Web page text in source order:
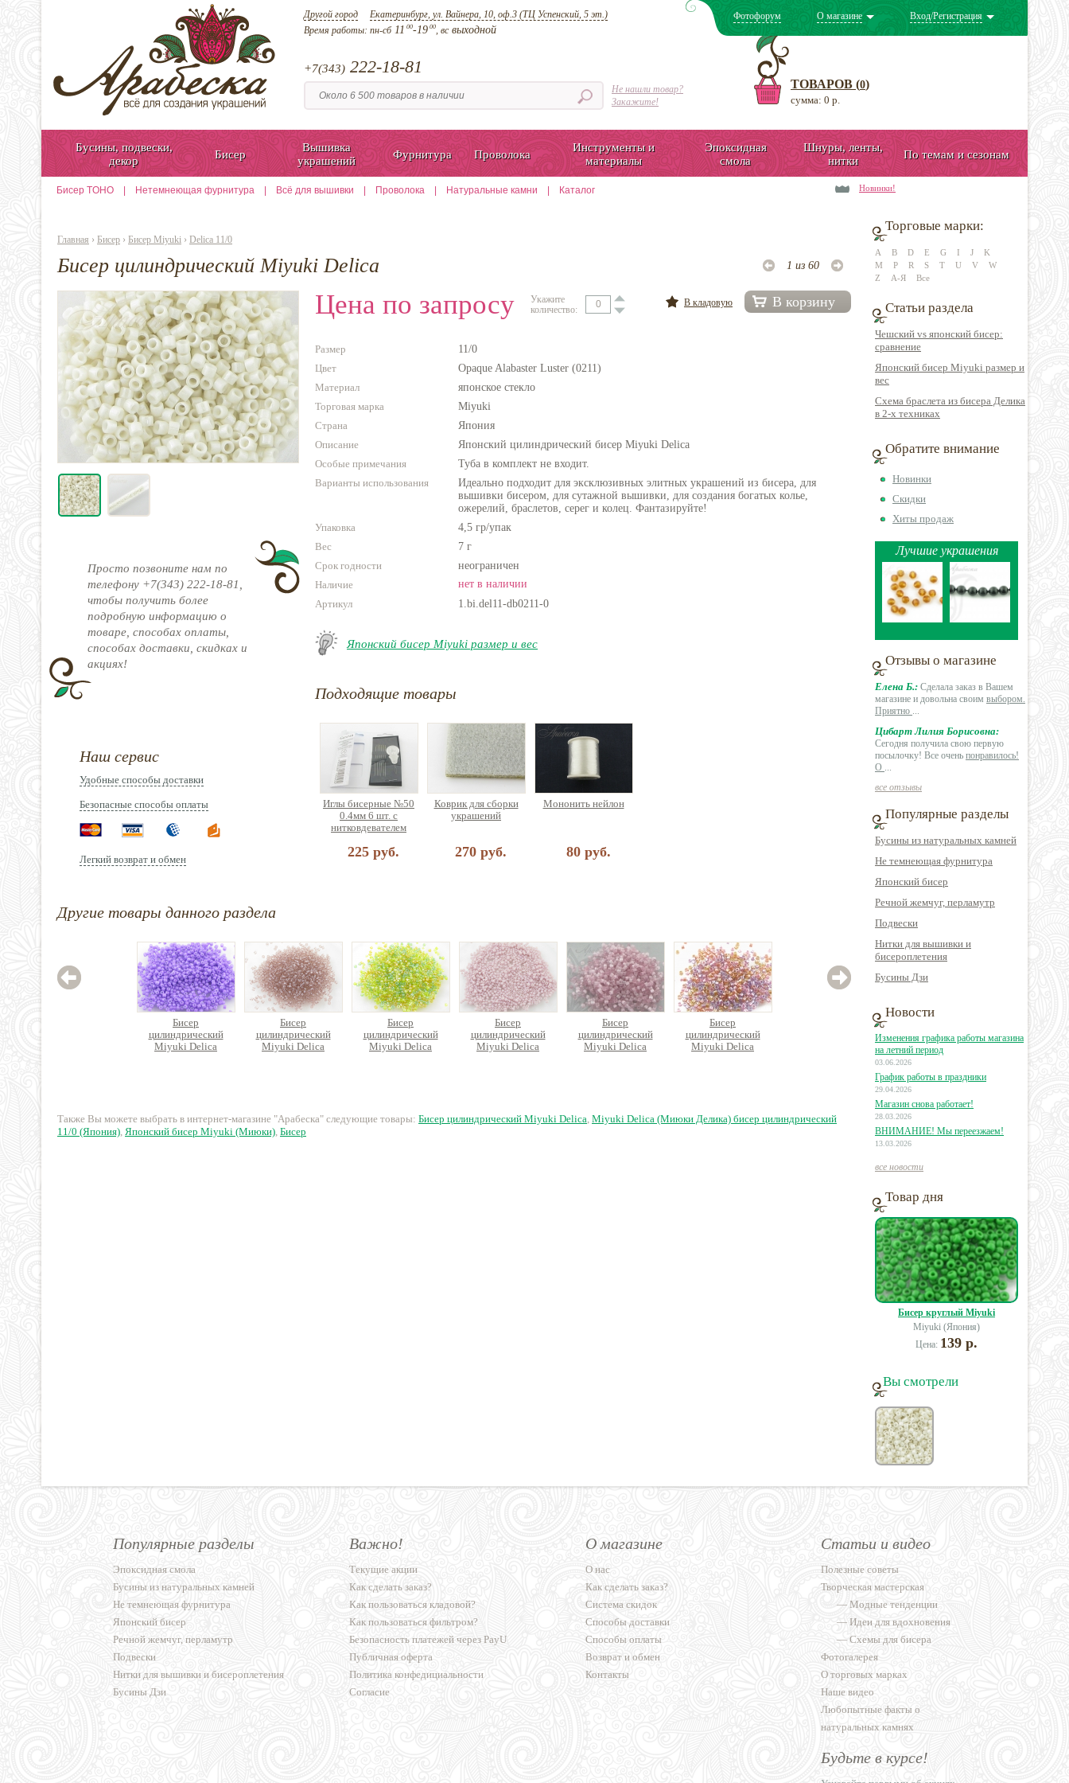
Другой город Екатеринбург, ул. Вайнера, 10, оф.3 (ТЦ Успенский, 5 эт.)
Время работы: пн-сб11 00-19 00, всвыходной
+7(343) 222-18-81
Не нашли товар?
Закажите!
Фотофорум О магазине Вход/Регистрация
ТОВАРОВ (0)
сумма: 0 р.
Бусины, подвески,
декор
Бисер
Вышивка
украшений
Фурнитура Проволока
Инструменты и
материалы
Эпоксидная
смола
Шнуры, ленты,
нитки
По темам и сезонам
Бисер TOHO Нетемнеющая фурнитура Всё для вышивки Проволока Натуральные камни Каталог Новинки!
Главная › Бисер › Бисер Miyuki › Delica 11/0
Бисер цилиндрический Miyuki Delica 1 из 60
Просто позвоните нам по
телефону +7(343) 222-18-81,
чтобы получить более
подробную информацию о
товаре, способах оплаты,
способах доставки, скидках и
акциях!
Наш сервис
Удобные способы доставки
Безопасные способы оплаты
Легкий возврат и обмен
Цена по запросу
Укажите
количество:
В корзину
В кладовую
Размер
11/0
Цвет
Opaque Alabaster Luster (0211)
Материал
японское стекло
Торговая марка
Miyuki
Страна
Япония
Описание
Японский цилиндрический бисер Miyuki Delica
Особые примечания
Туба в комплект не входит.
Варианты использования
Идеально подходит для эксклюзивных элитных украшений из бисера, для
вышивки бисером, для сутажной вышивки, для создания богатых колье,
ожерелий, браслетов, серег и колец. Фантазируйте!
Упаковка
4,5 гр/упак
Вес
7 г
Срок годности
неограничен
Наличие
нет в наличии
Артикул
1.bi.del11-db0211-0
Японский бисер Miyuki размер и вес
Подходящие товары
Иглы бисерные №50
0.4мм 6 шт. с
нитковдевателем
225 руб.
Коврик для сборки
украшений
270 руб.
Мононить нейлон
80 руб.
Другие товары данного раздела
Бисер
цилиндрический
Miyuki Delica
Бисер
цилиндрический
Miyuki Delica
Бисер
цилиндрический
Miyuki Delica
Бисер
цилиндрический
Miyuki Delica
Бисер
цилиндрический
Miyuki Delica
Бисер
цилиндрический
Miyuki Delica
Бисер
цилиндрический
Miyuki Delica
250 руб.
цилиндрический
Miyuki Delica
280 руб.
Также Вы можете выбрать в интернет-магазине "Арабеска" следующие товары: Бисер цилиндрический Miyuki Delica, Miyuki Delica (Миюки Делика) бисер цилиндрический
11/0 (Япония), Японский бисер Miyuki (Миюки), Бисер
Торговые марки:
A B D E G I J
K
M
P R S T U V
W
Z
А-Я Все
Статьи раздела
Чешский vs японский бисер:
сравнение
Японский бисер Miyuki размер и
вес
Схема браслета из бисера Делика
в 2-х техниках
Обратите внимание
Новинки
Скидки
Хиты продаж
Лучшие украшения
Отзывы о магазине
Елена Б.: Сделала заказ в Вашем
магазине и довольна своим выбором.
Приятно ...
Цибарт Лилия Борисовна:
Сегодня получила свою первую
посылочку! Все очень понравилось!
О ...
все отзывы
Популярные разделы
Бусины из натуральных камней
Не темнеющая фурнитура
Японский бисер
Речной жемчуг, перламутр
Подвески
Нитки для вышивки и
бисероплетения
Бусины Дзи
Новости
Изменения графика работы магазина
на летний период
03.06.2026
График работы в праздники
29.04.2026
Магазин снова работает!
28.03.2026
ВНИМАНИЕ! Мы переезжаем!
13.03.2026
все новости
Товар дня
Бисер круглый Miyuki
Miyuki (Япония)
Цена: 139 р.
Вы смотрели
Популярные разделы
Эпоксидная смола
Бусины из натуральных камней
Не темнеющая фурнитура
Японский бисер
Речной жемчуг, перламутр
Подвески
Нитки для вышивки и бисероплетения
Бусины Дзи
Важно!
Текущие акции
Как сделать заказ?
Как пользоваться кладовой?
Как пользоваться фильтром?
Безопасность платежей через PayU
Публичная оферта
Политика конфедициальности
Согласие
О магазине
О нас
Как сделать заказ?
Система скидок
Способы доставки
Способы оплаты
Возврат и обмен
Контакты
Статьи и видео
Полезные советы
Творческая мастерская
—Модные тенденции
—Идеи для вдохновения
—Схемы для бисера
Фотогалерея
О торговых марках
Наше видео
Любопытные факты о
натуральных камнях
Будьте в курсе!